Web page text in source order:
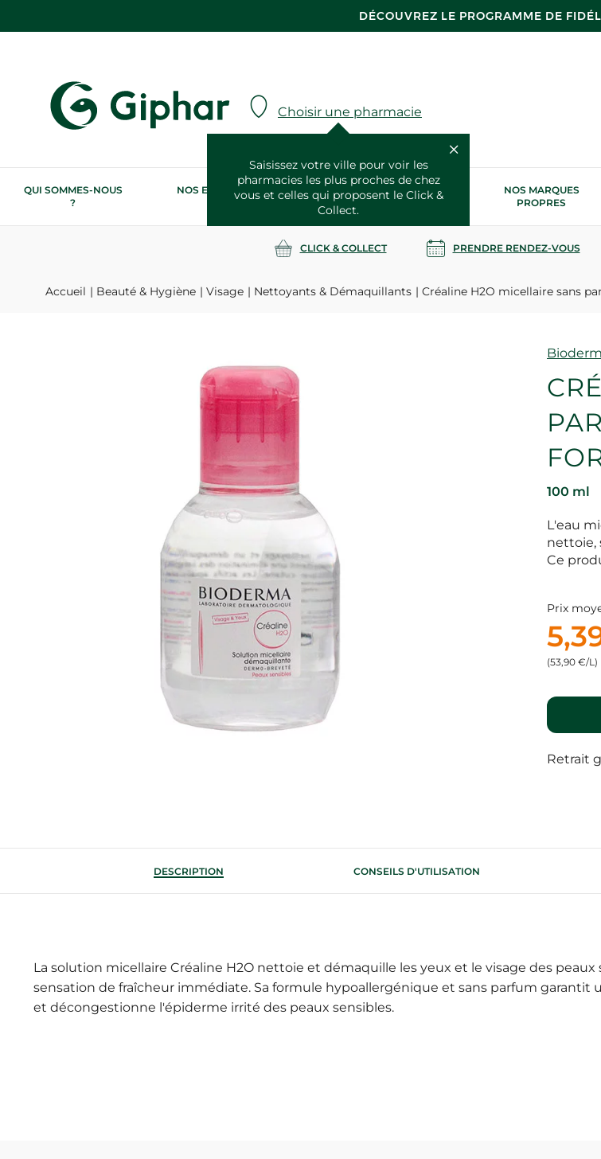
DÉCOUVREZ LE PROGRAMME DE
Choisir une pharmacie
Saisissez votre ville pour voir les
pharmacies les plus proches de chez
vous et celles qui proposent le Click &
Collect.
QUI SOMMES-NOUS
?
NOS ENGAGEMENTS
RSE
NOS SERVICES
SANTÉ
NOS MARQUES
PROPRES
CLICK & COLLECT PRENDRE RENDEZ-VOUS
Accueil Beauté & Hygiène Visage Nettoyants & Démaquillants Créaline H2O micellaire sans
Marque
100 ml
L'eau
nettoie,
Ce
Prix
(53,90 €/L)
Retrait
DESCRIPTION CONSEILS D'UTILISATION
La solution micellaire Créaline H2O nettoie et démaquille les yeux et le visage des
sensation de fraîcheur immédiate. Sa formule hypoallergénique et sans parfum garantit
et décongestionne l'épiderme irrité des peaux sensibles.